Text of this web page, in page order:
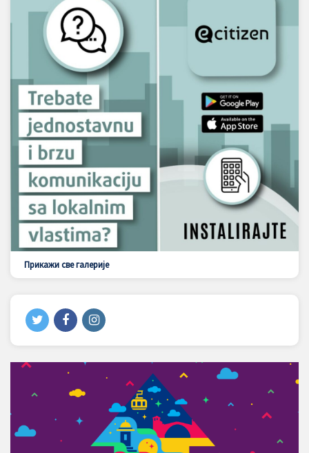
Прикажи све галерије